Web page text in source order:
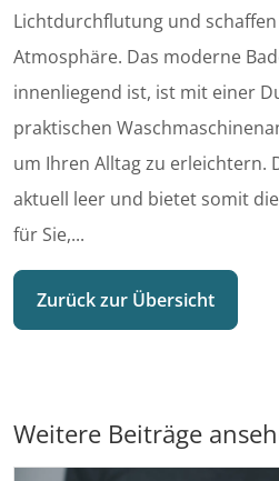
Lichtdurchflutung und
Atmosphäre. Das moderne
innenliegend ist, ist mit einer
praktischen
um Ihren Alltag zu erleichtern.
aktuell leer und bietet somit
für Sie,...
Zurück zur Übersicht
Weitere Beiträge